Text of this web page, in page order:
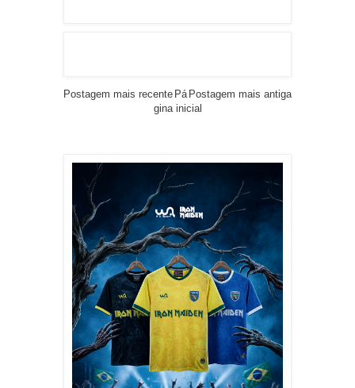
Postagem mais recente Postagem mais antiga
Pá
gina inicial